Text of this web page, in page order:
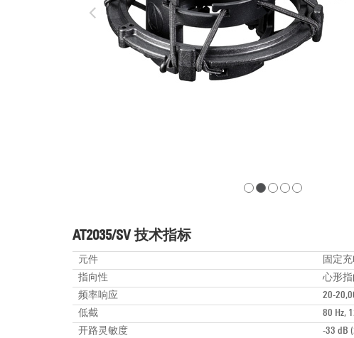
AT2035/SV 技术指标
元件
固定
指向性
心形
频率响应
20-
低截
80 Hz,
开路灵敏度
-33 dB